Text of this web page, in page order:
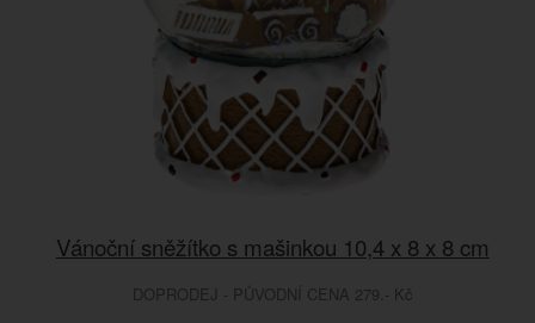
Vánoční sněžítko s mašinkou 10,4 x 8 x 8 cm
DOPRODEJ - PŮVODNÍ CENA 279.- Kč